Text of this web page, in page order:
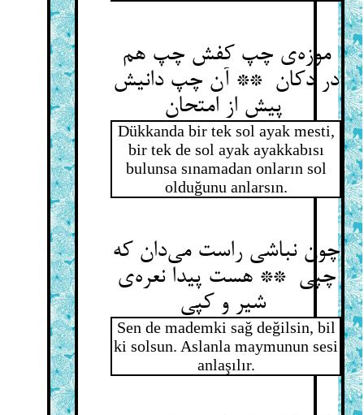
موزه‌ی چپ کفش چپ هم
در دکان ** آن چپ دانیش
پیش از امتحان
Dükkanda bir tek sol ayak mesti,
bir tek de sol ayak ayakkabısı
bulunsa sınamadan onların sol
olduğunu anlarsın.
چون نباشی راست می‌دان که
چپی ** هست پیدا نعره‌ی
شیر و کپی
Sen de mademki sağ değilsin, bil
ki solsun. Aslanla maymunun sesi
anlaşılır.